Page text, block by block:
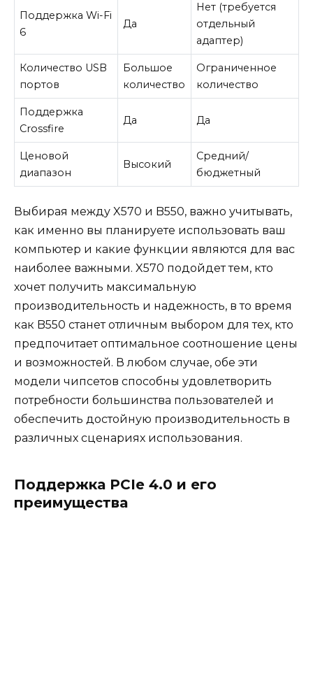
Поддержка Wi-Fi
6
Да
Нет (требуется
отдельный
адаптер)
Количество USB
портов
Большое
количество
Ограниченное
количество
Поддержка
Crossfire
Да Да
Ценовой
диапазон
Высокий
Средний/
бюджетный
Выбирая между X570 и B550, важно учитывать,
как именно вы планируете использовать ваш
компьютер и какие функции являются для вас
наиболее важными. X570 подойдет тем, кто
хочет получить максимальную
производительность и надежность, в то время
как B550 станет отличным выбором для тех, кто
предпочитает оптимальное соотношение цены
и возможностей. В любом случае, обе эти
модели чипсетов способны удовлетворить
потребности большинства пользователей и
обеспечить достойную производительность в
различных сценариях использования.
Поддержка PCIe 4.0 и его
преимущества